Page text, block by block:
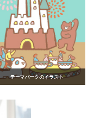
テーマパークのイラスト